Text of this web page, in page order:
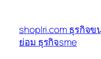
เนื้อหา
shoplri.com ธุรกิจ
ย่อม ธุรกิจsme